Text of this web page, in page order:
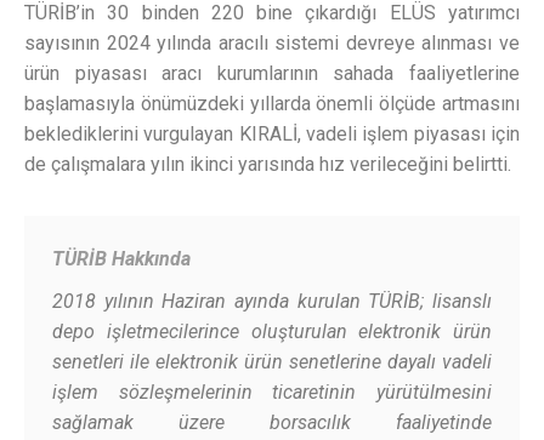
TÜRİB’in 30 binden 220 bine çıkardığı ELÜS yatırımcı
sayısının 2024 yılında aracılı sistemi devreye alınması ve
ürün piyasası aracı kurumlarının sahada faaliyetlerine
başlamasıyla önümüzdeki yıllarda önemli ölçüde artmasını
beklediklerini vurgulayan KIRALİ, vadeli işlem piyasası için
de çalışmalara yılın ikinci yarısında hız verileceğini belirtti.
TÜRİB Hakkında
2018 yılının Haziran ayında kurulan TÜRİB; lisanslı
depo işletmecilerince oluşturulan elektronik ürün
senetleri ile elektronik ürün senetlerine dayalı vadeli
işlem sözleşmelerinin ticaretinin yürütülmesini
sağlamak üzere borsacılık faaliyetinde